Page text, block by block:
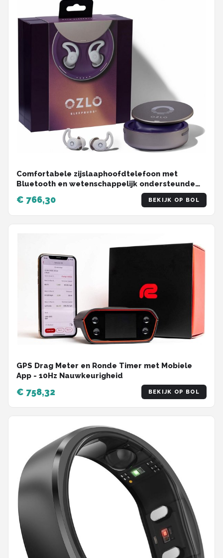
Comfortabele zijslaaphoofdtelefoon met
Bluetooth en wetenschappelijk ondersteunde
€ 766,30 BEKIJK OP BOL
GPS Drag Meter en Ronde Timer met Mobiele
App - 10Hz Nauwkeurigheid
€ 758,32 BEKIJK OP BOL